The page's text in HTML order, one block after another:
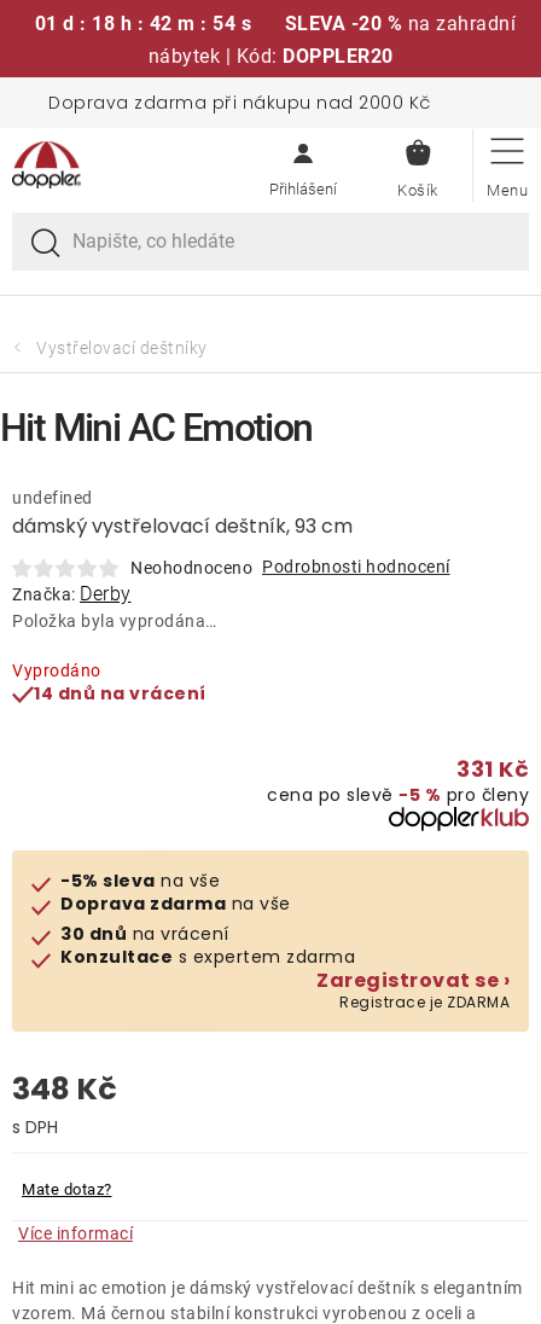
01 d : 18 h : 42 m : 54 s SLEVA -20 % na zahradní
nábytek | Kód: DOPPLER20
obsah
Doprava zdarma při nákupu nad 2000 Kč
KOŠÍK
Sedací soupravy
Slunečníky
Křesla a židle
Doplňky
Deštníky
Prodávané značky
O nás
Kontakty
Vystřelovací deštníky
dámský vystřelovací deštník, 93 cm
undefined
Neohodnoceno Podrobnosti hodnocení
Značka: Derby
Položka byla vyprodána…
Vyprodáno
14 dnů na vrácení
331 Kč
cena po slevě −5 % pro členy
-5% sleva na vše
Doprava zdarma na vše
30 dnů na vrácení
Konzultace s expertem zdarma
Zaregistrovat se ›
Registrace je ZDARMA
348 Kč
Mate dotaz?
Více informací
Hit mini ac emotion je dámský vystřelovací deštník s elegantním
vzorem. Má černou stabilní konstrukci vyrobenou z oceli a
Hit Mini AC Emotion